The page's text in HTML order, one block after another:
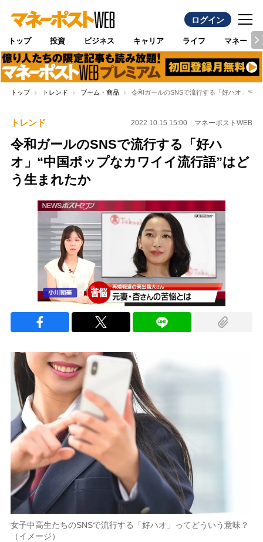
ログイン
トップ 投資 ビジネス キャリア ライフ マネー
トップ トレンド ブーム・商品 令和ガールのSNSで流行する「好ハオ」“中
トレンド 2022.10.15 15:00 マネーポストWEB
令和ガールのSNSで流行する「好ハ
オ」“中国ポップなカワイイ流行語”はど
う生まれたか
女子中高生たちのSNSで流行する「好ハオ」ってどういう意味？
（イメージ）